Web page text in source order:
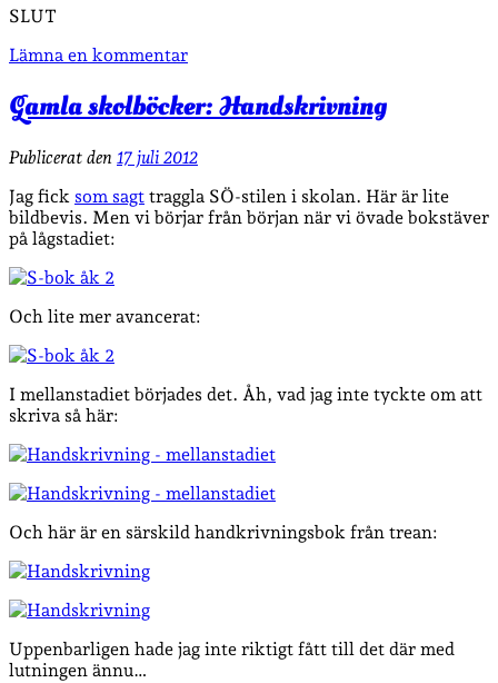
SLUT
Lämna en kommentar
Gamla skolböcker: Handskrivning
Publicerat den 17 juli 2012
Jag fick som sagt traggla SÖ-stilen i skolan. Här är lite
bildbevis. Men vi börjar från början när vi övade bokstäver
på lågstadiet:
Och lite mer avancerat:
I mellanstadiet börjades det. Åh, vad jag inte tyckte om att
skriva så här:
Och här är en särskild handkrivningsbok från trean:
Uppenbarligen hade jag inte riktigt fått till det där med
lutningen ännu…